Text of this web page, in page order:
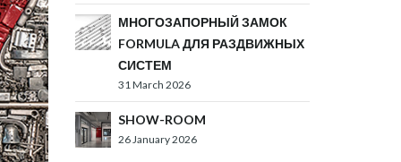
МНОГОЗАПОРНЫЙ ЗАМОК
FORMULA ДЛЯ РАЗДВИЖНЫХ
СИСТЕМ
31 March 2026
SHOW-ROOM
26 January 2026